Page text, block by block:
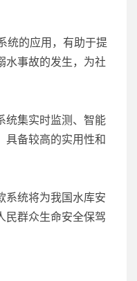
统的应用，有助于提
水事故的发生，为社
统集实时监测、智能
具备较高的实用性和
系统将为我国水库安
民群众生命安全保驾